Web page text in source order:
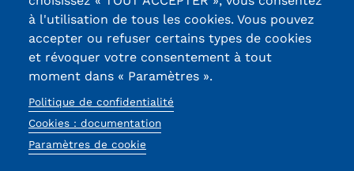
Thierry-Mieg
90010 BELFORT
Cedex
03 84 58 33 10
Réseaux
sociaux
à l'utilisation de tous les cookies. Vous pouvez
accepter ou refuser certains types de cookies
et révoquer votre consentement à tout
moment dans « Paramètres ».
Politique de confidentialité
Cookies : documentation
Paramètres de cookie